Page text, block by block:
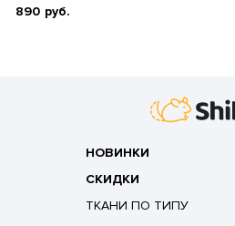
890 руб.
НОВИНКИ
СКИДКИ
ТКАНИ ПО ТИПУ